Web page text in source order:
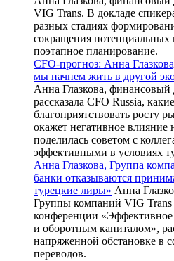
VIG Trans. В докладе
разных стадиях
сокращения потенциальных
поэтапное планирование.
CFO-прогноз: Анна
мы начнем жить в другой
Анна Глазкова,
рассказала CFO Russia,
благоприятствовать росту
окажет негативное влияние
поделилась советом с
эффективными в условиях
Анна Глазкова, Группа
банки отказываются
турецкие лиры» Анна
Группы компаний VIG
конференции
и оборотным капиталом»,
напряженной обстановке в
переводов.